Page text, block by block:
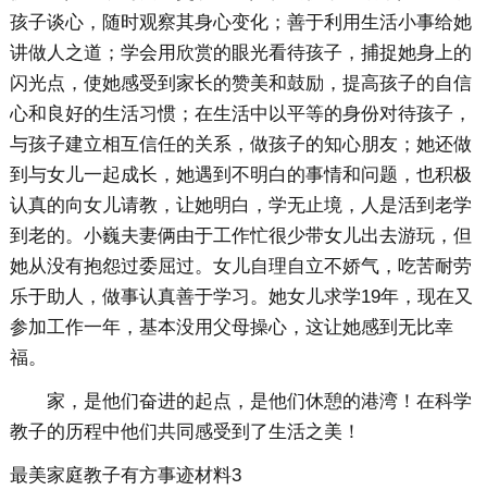
孩子谈心，随时观察其身心变化；善于利用生活小事给她
讲做人之道；学会用欣赏的眼光看待孩子，捕捉她身上的
闪光点，使她感受到家长的赞美和鼓励，提高孩子的自信
心和良好的生活习惯；在生活中以平等的身份对待孩子，
与孩子建立相互信任的关系，做孩子的知心朋友；她还做
到与女儿一起成长，她遇到不明白的事情和问题，也积极
认真的向女儿请教，让她明白，学无止境，人是活到老学
到老的。小巍夫妻俩由于工作忙很少带女儿出去游玩，但
她从没有抱怨过委屈过。女儿自理自立不娇气，吃苦耐劳
乐于助人，做事认真善于学习。她女儿求学19年，现在又
参加工作一年，基本没用父母操心，这让她感到无比幸
福。
家，是他们奋进的起点，是他们休憩的港湾！在科学
教子的历程中他们共同感受到了生活之美！
最美家庭教子有方事迹材料3